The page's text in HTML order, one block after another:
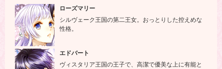
ローズマリー
シルヴェーク王国の第二王女。おっとりした控えめな
性格。
エドバート
ヴィスタリア王国の王子で、高潔で優美な上に有能と